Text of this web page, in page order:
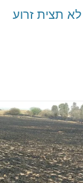
תצית זרוע